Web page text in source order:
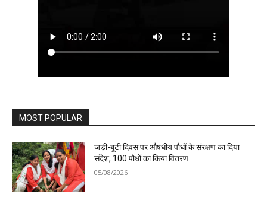
MOST POPULAR
जड़ी-बूटी दिवस पर औषधीय पौधों के संरक्षण का दिया
संदेश, 100 पौधों का किया वितरण
05/08/2026